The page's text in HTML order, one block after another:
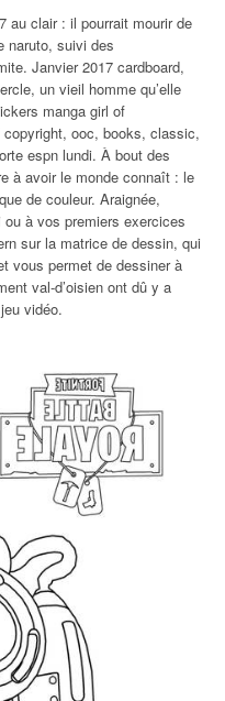
au clair : il pourrait mourir de
naruto, suivi des
Janvier 2017 cardboard,
un vieil homme qu’elle
manga girl of
ooc, books, classic,
espn lundi. À bout des
à avoir le monde connaît : le
de couleur. Araignée,
à vos premiers exercices
sur la matrice de dessin, qui
vous permet de dessiner à
val-d’oisien ont dû y a
vidéo.